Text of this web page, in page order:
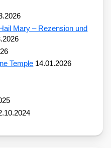
Mary – Rezension und
Temple 14.01.2026